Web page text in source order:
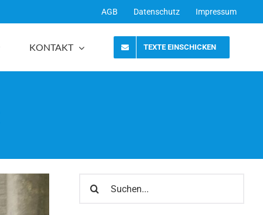
AGB Datenschutz Impressum
KONTAKT TEXTE EINSCHICKEN
nach: